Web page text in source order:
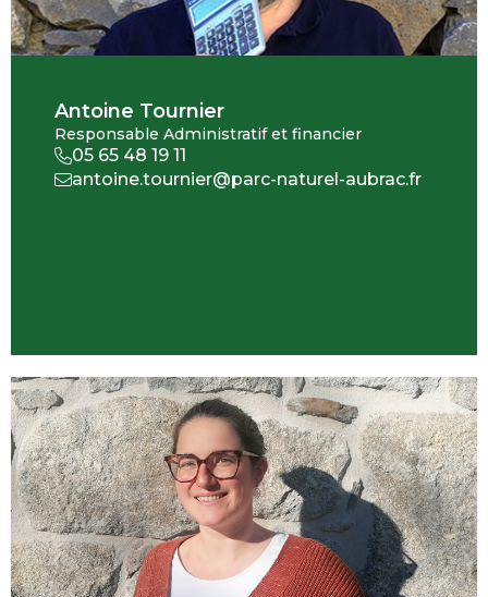
Antoine Tournier
Responsable Administratif et financier
05 65 48 19 11
antoine.tournier@parc-naturel-aubrac.fr